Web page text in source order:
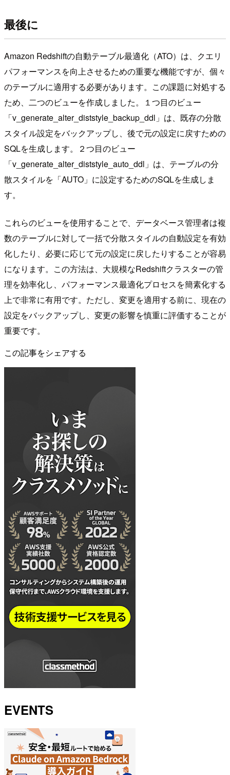
最後に
Amazon Redshiftの自動テーブル最適化（ATO）は、クエリ
パフォーマンスを向上させるための重要な機能ですが、個々
のテーブルに適用する必要があります。この課題に対処する
ため、二つのビューを作成しました。１つ目のビュー
「v_generate_alter_diststyle_backup_ddl」は、既存の分散
スタイル設定をバックアップし、後で元の設定に戻すための
SQLを生成します。２つ目のビュー
「v_generate_alter_diststyle_auto_ddl」は、テーブルの分
散スタイルを「AUTO」に設定するためのSQLを生成しま
す。
これらのビューを使用することで、データベース管理者は複
数のテーブルに対して一括で分散スタイルの自動設定を有効
化したり、必要に応じて元の設定に戻したりすることが容易
になります。この方法は、大規模なRedshiftクラスターの管
理を効率化し、パフォーマンス最適化プロセスを簡素化する
上で非常に有用です。ただし、変更を適用する前に、現在の
設定をバックアップし、変更の影響を慎重に評価することが
重要です。
この記事をシェアする
EVENTS